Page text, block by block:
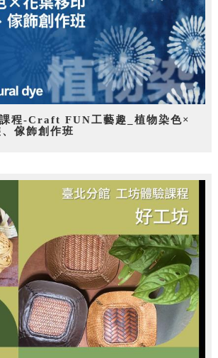
程-Craft FUN工藝趣_植物染色×
傢飾創作班